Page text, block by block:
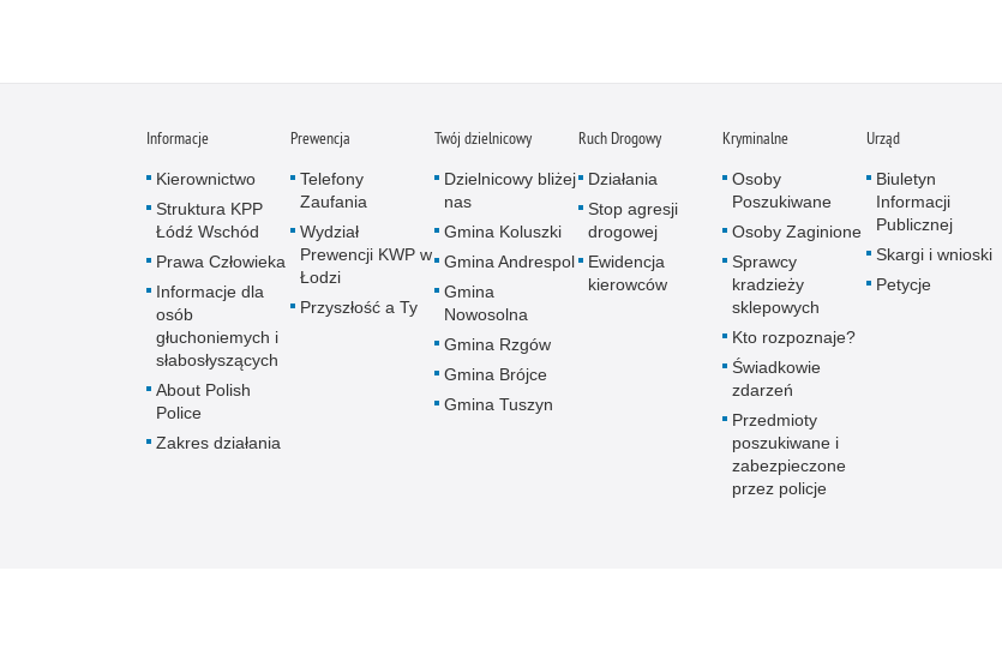
Informacje
Kierownictwo
Struktura KPP
Łódź Wschód
Prawa Człowieka
Informacje dla
osób
głuchoniemych i
słabosłyszących
About Polish
Police
Zakres działania
Prewencja
Telefony
Zaufania
Wydział
Prewencji KWP w
Łodzi
Przyszłość a Ty
Twój dzielnicowy
Dzielnicowy bliżej
nas
Gmina Koluszki
Gmina Andrespol
Gmina
Nowosolna
Gmina Rzgów
Gmina Brójce
Gmina Tuszyn
Ruch Drogowy
Działania
Stop agresji
drogowej
Ewidencja
kierowców
Kryminalne
Osoby
Poszukiwane
Osoby Zaginione
Sprawcy
kradzieży
sklepowych
Kto rozpoznaje?
Świadkowie
zdarzeń
Przedmioty
poszukiwane i
zabezpieczone
przez policje
Urząd
Biuletyn
Informacji
Publicznej
Skargi i wnioski
Petycje